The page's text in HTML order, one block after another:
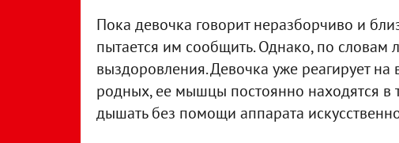
Пока девочка говорит неразборчиво и
пытается им сообщить. Однако, по словам
выздоровления. Девочка уже реагирует
родных, ее мышцы постоянно находятся в
дышать без помощи аппарата